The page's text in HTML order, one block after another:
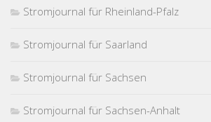
Stromjournal für Rheinland-Pfalz
Stromjournal für Saarland
Stromjournal für Sachsen
Stromjournal für Sachsen-Anhalt